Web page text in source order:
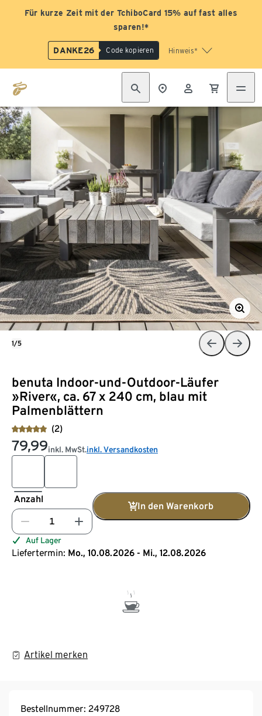
Für kurze Zeit mit der TchiboCard 15% auf fast alles
sparen!*
DANKE26 Code kopieren Hinweis*
benuta Indoor-und-Outdoor-Läufer
»River«, ca. 67 x 240 cm, blau mit
Palmenblättern
(2)
79,99inkl. MwSt.inkl. Versandkosten
Anzahl
In den Warenkorb
Auf Lager
Liefertermin: Mo., 10.08.2026 - Mi., 12.08.2026
Artikel merken
1/5
Bestellnummer: 249728